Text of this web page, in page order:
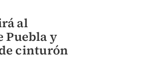
al
Puebla y
cinturón